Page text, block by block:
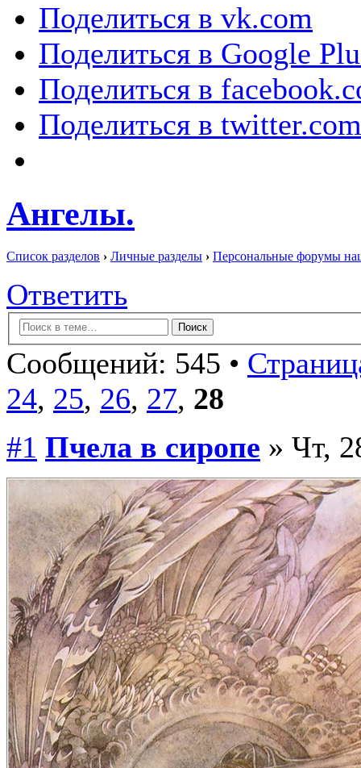
Поделиться в vk.com
Поделиться в Google
Поделиться в
Поделиться в twitter.com
Ангелы.
Список разделов › Личные разделы › Персональные форумы
Ответить
Сообщений: 545 •
24, 25, 26, 27, 28
#1 Пчела в сиропе » Чт,